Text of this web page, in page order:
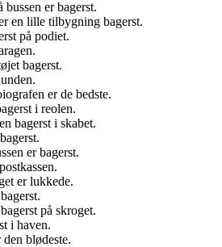
er bagerst.
en lille tilbygning bagerst.
på podiet.
bagerst.
er de bedste.
i reolen.
bagerst i skabet.
er bagerst.
er lukkede.
på skroget.
i haven.
blødeste.